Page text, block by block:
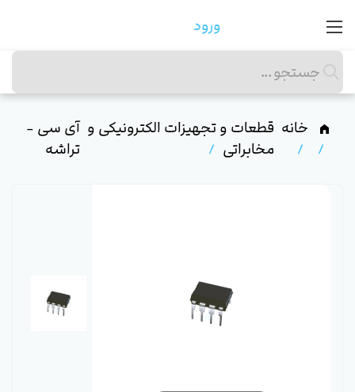
ورود
خانه قطعات و تجهیزات الکترونیکی و
مخابراتی
آی سی -
تراشه